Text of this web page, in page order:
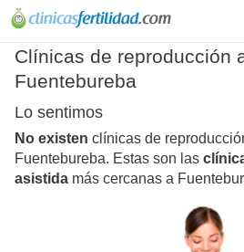
Clínicas de reproducción
Fuentebureba
Lo sentimos
No existen clínicas de
Fuentebureba. Estas son las
asistida más cercanas a